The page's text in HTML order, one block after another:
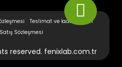
Teslimat ve İade Şartları
Sözleşmesi
reserved. fenixlab.com.tr